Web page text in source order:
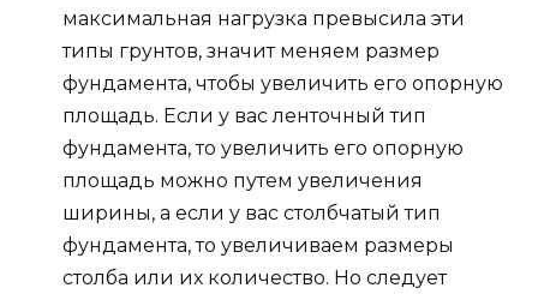
максимальная нагрузка превысила эти
типы грунтов, значит меняем размер
фундамента, чтобы увеличить его опорную
площадь. Если у вас ленточный тип
фундамента, то увеличить его опорную
площадь можно путем увеличения
ширины, а если у вас столбчатый тип
фундамента, то увеличиваем размеры
столба или их количество. Но следует